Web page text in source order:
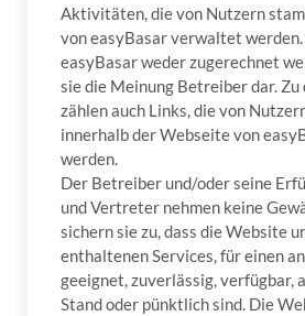
Aktivitäten, die von Nutzern
von easyBasar verwaltet werden.
easyBasar weder zugerechnet
sie die Meinung Betreiber dar. Zu
zählen auch Links, die von
innerhalb der Webseite von
werden.
Der Betreiber und/oder seine
und Vertreter nehmen keine
sichern sie zu, dass die Website
enthaltenen Services, für einen
geeignet, zuverlässig, verfügbar,
Stand oder pünktlich sind. Die